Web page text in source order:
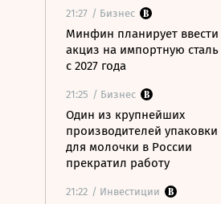
21:27 / Бизнес
Минфин планирует ввести
акциз на импортную сталь
с 2027 года
21:25 / Бизнес
Один из крупнейших
производителей упаковки
для молочки в России
прекратил работу
21:22 / Инвестиции